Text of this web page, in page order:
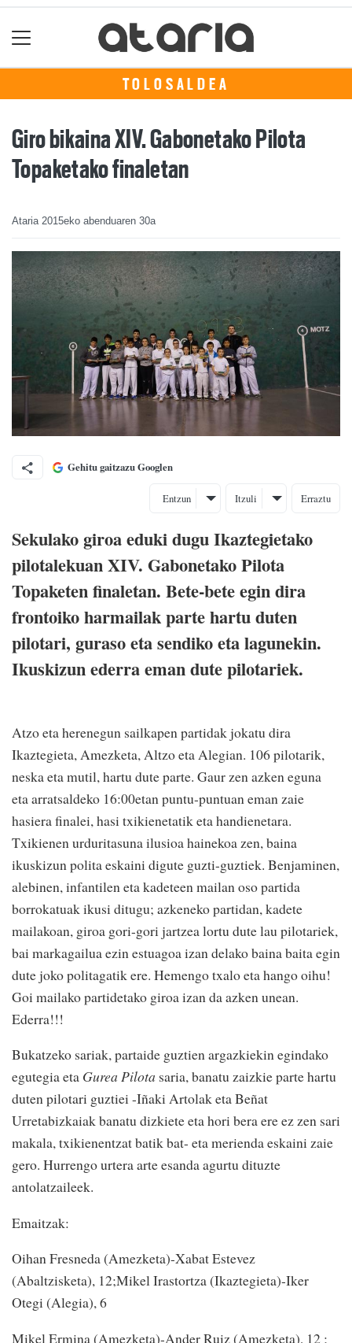
TOLOSALDEA
Giro bikaina XIV. Gabonetako Pilota
Topaketako finaletan
Ataria 2015eko abenduaren 30a
Gehitu gaitzazu Googlen
Entzun Itzuli Erraztu
Sekulako giroa eduki dugu Ikaztegietako
pilotalekuan XIV. Gabonetako Pilota
Topaketen finaletan. Bete-bete egin dira
frontoiko harmailak parte hartu duten
pilotari, guraso eta sendiko eta lagunekin.
Ikuskizun ederra eman dute pilotariek.
Atzo eta herenegun sailkapen partidak jokatu dira
Ikaztegieta, Amezketa, Altzo eta Alegian. 106 pilotarik,
neska eta mutil, hartu dute parte. Gaur zen azken eguna
eta arratsaldeko 16:00etan puntu-puntuan eman zaie
hasiera finalei, hasi txikienetatik eta handienetara.
Txikienen urduritasuna ilusioa hainekoa zen, baina
ikuskizun polita eskaini digute guzti-guztiek. Benjaminen,
alebinen, infantilen eta kadeteen mailan oso partida
borrokatuak ikusi ditugu; azkeneko partidan, kadete
mailakoan, giroa gori-gori jartzea lortu dute lau pilotariek,
bai markagailua ezin estuagoa izan delako baina baita egin
dute joko politagatik ere. Hemengo txalo eta hango oihu!
Goi mailako partidetako giroa izan da azken unean.
Ederra!!!
Bukatzeko sariak, partaide guztien argazkiekin egindako
egutegia eta Gurea Pilota saria, banatu zaizkie parte hartu
duten pilotari guztiei -Iñaki Artolak eta Beñat
Urretabizkaiak banatu dizkiete eta hori bera ere ez zen sari
makala, txikienentzat batik bat- eta merienda eskaini zaie
gero. Hurrengo urtera arte esanda agurtu dituzte
antolatzaileek.
Emaitzak:
Oihan Fresneda (Amezketa)-Xabat Estevez
(Abaltzisketa), 12;Mikel Irastortza (Ikaztegieta)-Iker
Otegi (Alegia), 6
Mikel Ermina (Amezketa)-Ander Ruiz (Amezketa), 12 ;